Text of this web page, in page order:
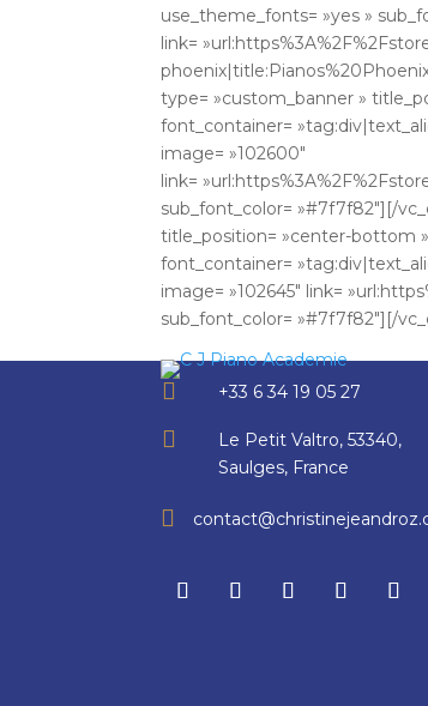
use_theme_fonts= »yes »
link=
type= »custom_banner »
font_container=
image= »102600″
link=
sub_font_color= »#7f7f82″][/
title_position= »center-bottom »
font_container=
image= »102645″ link=
sub_font_color= »#7f7f82″][/
 +33 6 34 19 05 27

Le Petit Valtro, 53340,
Saulges, France
